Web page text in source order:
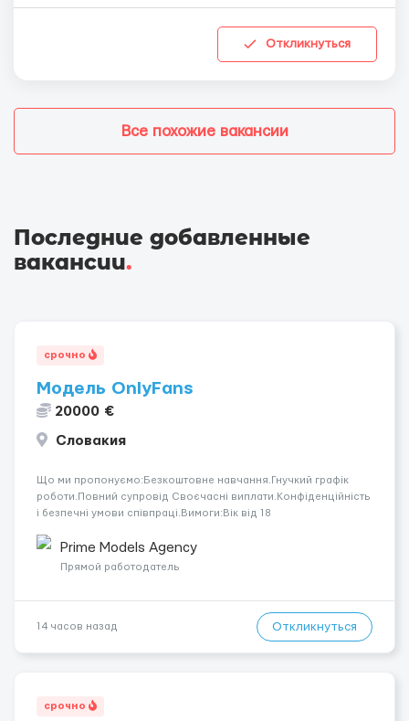
Откликнуться
Все похожие вакансии
Последние добавленные
вакансии.
срочно
Модель OnlyFans
20000 €
Словакия
Що ми пропонуємо:Безкоштовне навчання.Гнучкий графік
роботи.Повний супровід Своєчасні виплати.Конфіденційність
і безпечні умови співпраці.Вимоги:Вік від 18
розвиватися.Досвід не обов’язковий.Якщо вас зацікавила
вакансія — залишайте відгук, і ми зв’яжемося ...
Prime Models Agency
Прямой работодатель
14 часов назад Откликнуться
срочно